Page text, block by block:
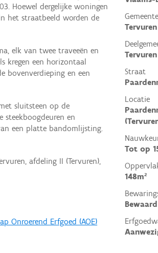
Gemeente
Tervuren
Tervuren
Straat
Locatie
Tot op
148m²
Bewaard
Hoewel dergelijke woningen
het straatbeeld worden de
elk van twee traveeën en
kregen een horizontaal
bovenverdieping en een
sluitsteen op de
steekboogdeuren en
een platte bandomlijsting.
afdeling II (Tervuren),
Onroerend Erfgoed (AOE)